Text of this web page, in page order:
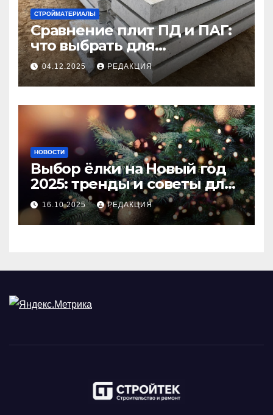
СТРОЙМАТЕРИАЛЫ
Сравнение плит ПД и ПАГ:
что выбрать для
долговечного и прочного
покрытия
04.12.2025 РЕДАКЦИЯ
НОВОСТИ
Выбор ёлки на Новый год
2025: тренды и советы для
идеального праздника
16.10.2025 РЕДАКЦИЯ